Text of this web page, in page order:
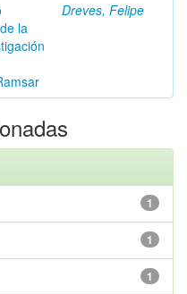
la
Dreves, Felipe
1
1
1